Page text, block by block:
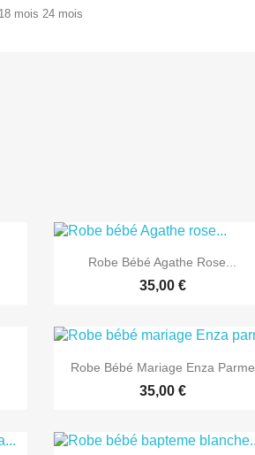
mois 24 mois
 Aperçu rapide
Robe Bébé Agathe Rose...
35,00 €
 Aperçu rapide
Robe Bébé Mariage Enza Parme
35,00 €